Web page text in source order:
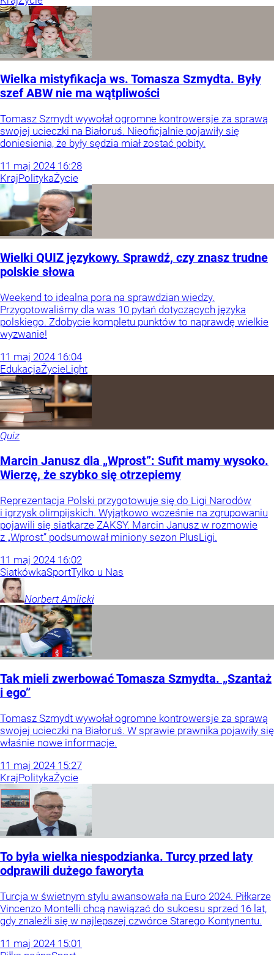
Wielka mistyfikacja ws. Tomasza Szmydta. Były
szef ABW nie ma wątpliwości
Tomasz Szmydt wywołał ogromne kontrowersje za sprawą
swojej ucieczki na Białoruś. Nieoficjalnie pojawiły się
doniesienia, że były sędzia miał zostać pobity.
11 maj 2024 16:28
KrajPolitykaŻycie
Wielki QUIZ językowy. Sprawdź, czy znasz trudne
polskie słowa
Weekend to idealna pora na sprawdzian wiedzy.
Przygotowaliśmy dla was 10 pytań dotyczących języka
polskiego. Zdobycie kompletu punktów to naprawdę wielkie
wyzwanie!
11 maj 2024 16:04
EdukacjaŻycieLight
Quiz
Marcin Janusz dla „Wprost”: Sufit mamy wysoko.
Wierzę, że szybko się otrzepiemy
Reprezentacja Polski przygotowuje się do Ligi Narodów
i igrzysk olimpijskich. Wyjątkowo wcześnie na zgrupowaniu
pojawili się siatkarze ZAKSY. Marcin Janusz w rozmowie
z „Wprost” podsumował miniony sezon PlusLigi.
11 maj 2024 16:02
SiatkówkaSportTylko u Nas
Norbert Amlicki
Tak mieli zwerbować Tomasza Szmydta. „Szantaż
i ego”
Tomasz Szmydt wywołał ogromne kontrowersje za sprawą
swojej ucieczki na Białoruś. W sprawie prawnika pojawiły się
właśnie nowe informacje.
11 maj 2024 15:27
KrajPolitykaŻycie
To była wielka niespodzianka. Turcy przed laty
odprawili dużego faworyta
Turcja w świetnym stylu awansowała na Euro 2024. Piłkarze
Vincenzo Montelli chcą nawiązać do sukcesu sprzed 16 lat,
gdy znaleźli się w najlepszej czwórce Starego Kontynentu.
11 maj 2024 15:01